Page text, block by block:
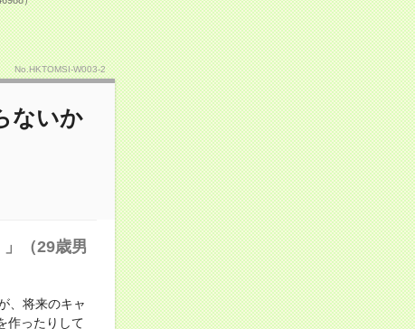
No.HKTOMSI-W003-2
ないか
（29歳男
、将来のキャ
作ったりして